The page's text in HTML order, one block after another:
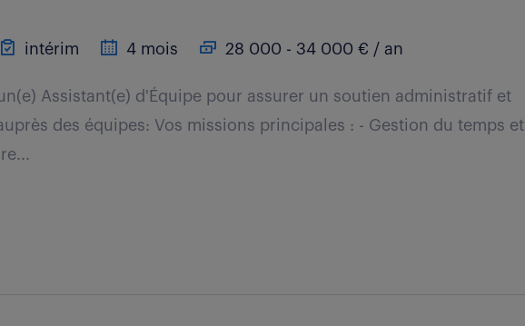
intérim 4 mois 28 000 - 34 000 € / an
Assistant(e) d'Équipe pour assurer un soutien administratif et
des équipes: Vos missions principales : - Gestion du temps et